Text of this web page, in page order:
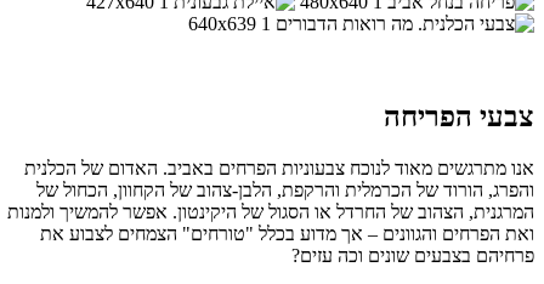
צבעי הפריחה
אנו מתרגשים מאוד לנוכח צבעוניות הפרחים באביב. האדום של הכלנית
והפרג, הורוד של הכרמלית והרקפת, הלבן-צהוב של הקחוון, הכחול של
המרגנית, הצהוב של החרדל או הסגול של היקינטון. אפשר להמשיך ולמנות
ואת הפרחים והגוונים – אך מדוע בכלל "טורחים" הצמחים לצבוע את
פרחיהם בצבעים שונים וכה עזים?